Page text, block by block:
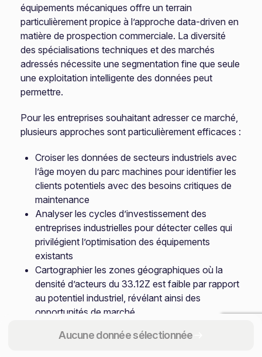
Aucune donnée sélectionnée
équipements mécaniques offre un terrain
particulièrement propice à l’approche data-driven en
matière de prospection commerciale. La diversité
des spécialisations techniques et des marchés
adressés nécessite une segmentation fine que seule
une exploitation intelligente des données peut
permettre.
Pour les entreprises souhaitant adresser ce marché,
plusieurs approches sont particulièrement efficaces :
Croiser les données de secteurs industriels avec
l’âge moyen du parc machines pour identifier les
clients potentiels avec des besoins critiques de
maintenance
Analyser les cycles d’investissement des
entreprises industrielles pour détecter celles qui
privilégient l’optimisation des équipements
existants
Cartographier les zones géographiques où la
densité d’acteurs du 33.12Z est faible par rapport
au potentiel industriel, révélant ainsi des
opportunités de marché
Dans un contexte où l’industrie française cherche à